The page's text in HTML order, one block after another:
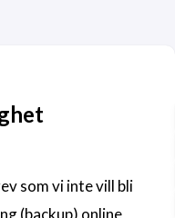
som vi inte vill bli
(backup) online